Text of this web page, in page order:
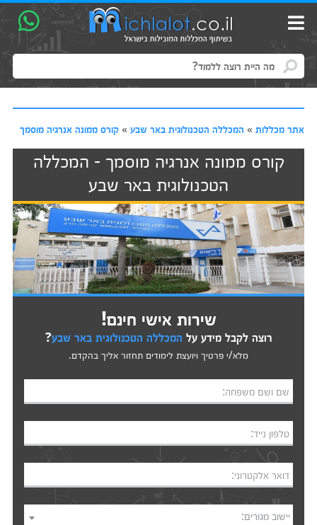
אתר מכללות» המכללה הטכנולוגית באר שבע» קורס ממונה אנרגיה מוסמך
קורס ממונה אנרגיה מוסמך - המכללה
הטכנולוגית באר שבע
שירות אישי חינם!
רוצה לקבל מידע על המכללה הטכנולוגית באר שבע?
מלא/י פרטיך ויועצת לימודים תחזור אליך בהקדם.
שם ושם משפחה:
טלפון נייד:
דואר אלקטרוני:
יישוב מגורים: